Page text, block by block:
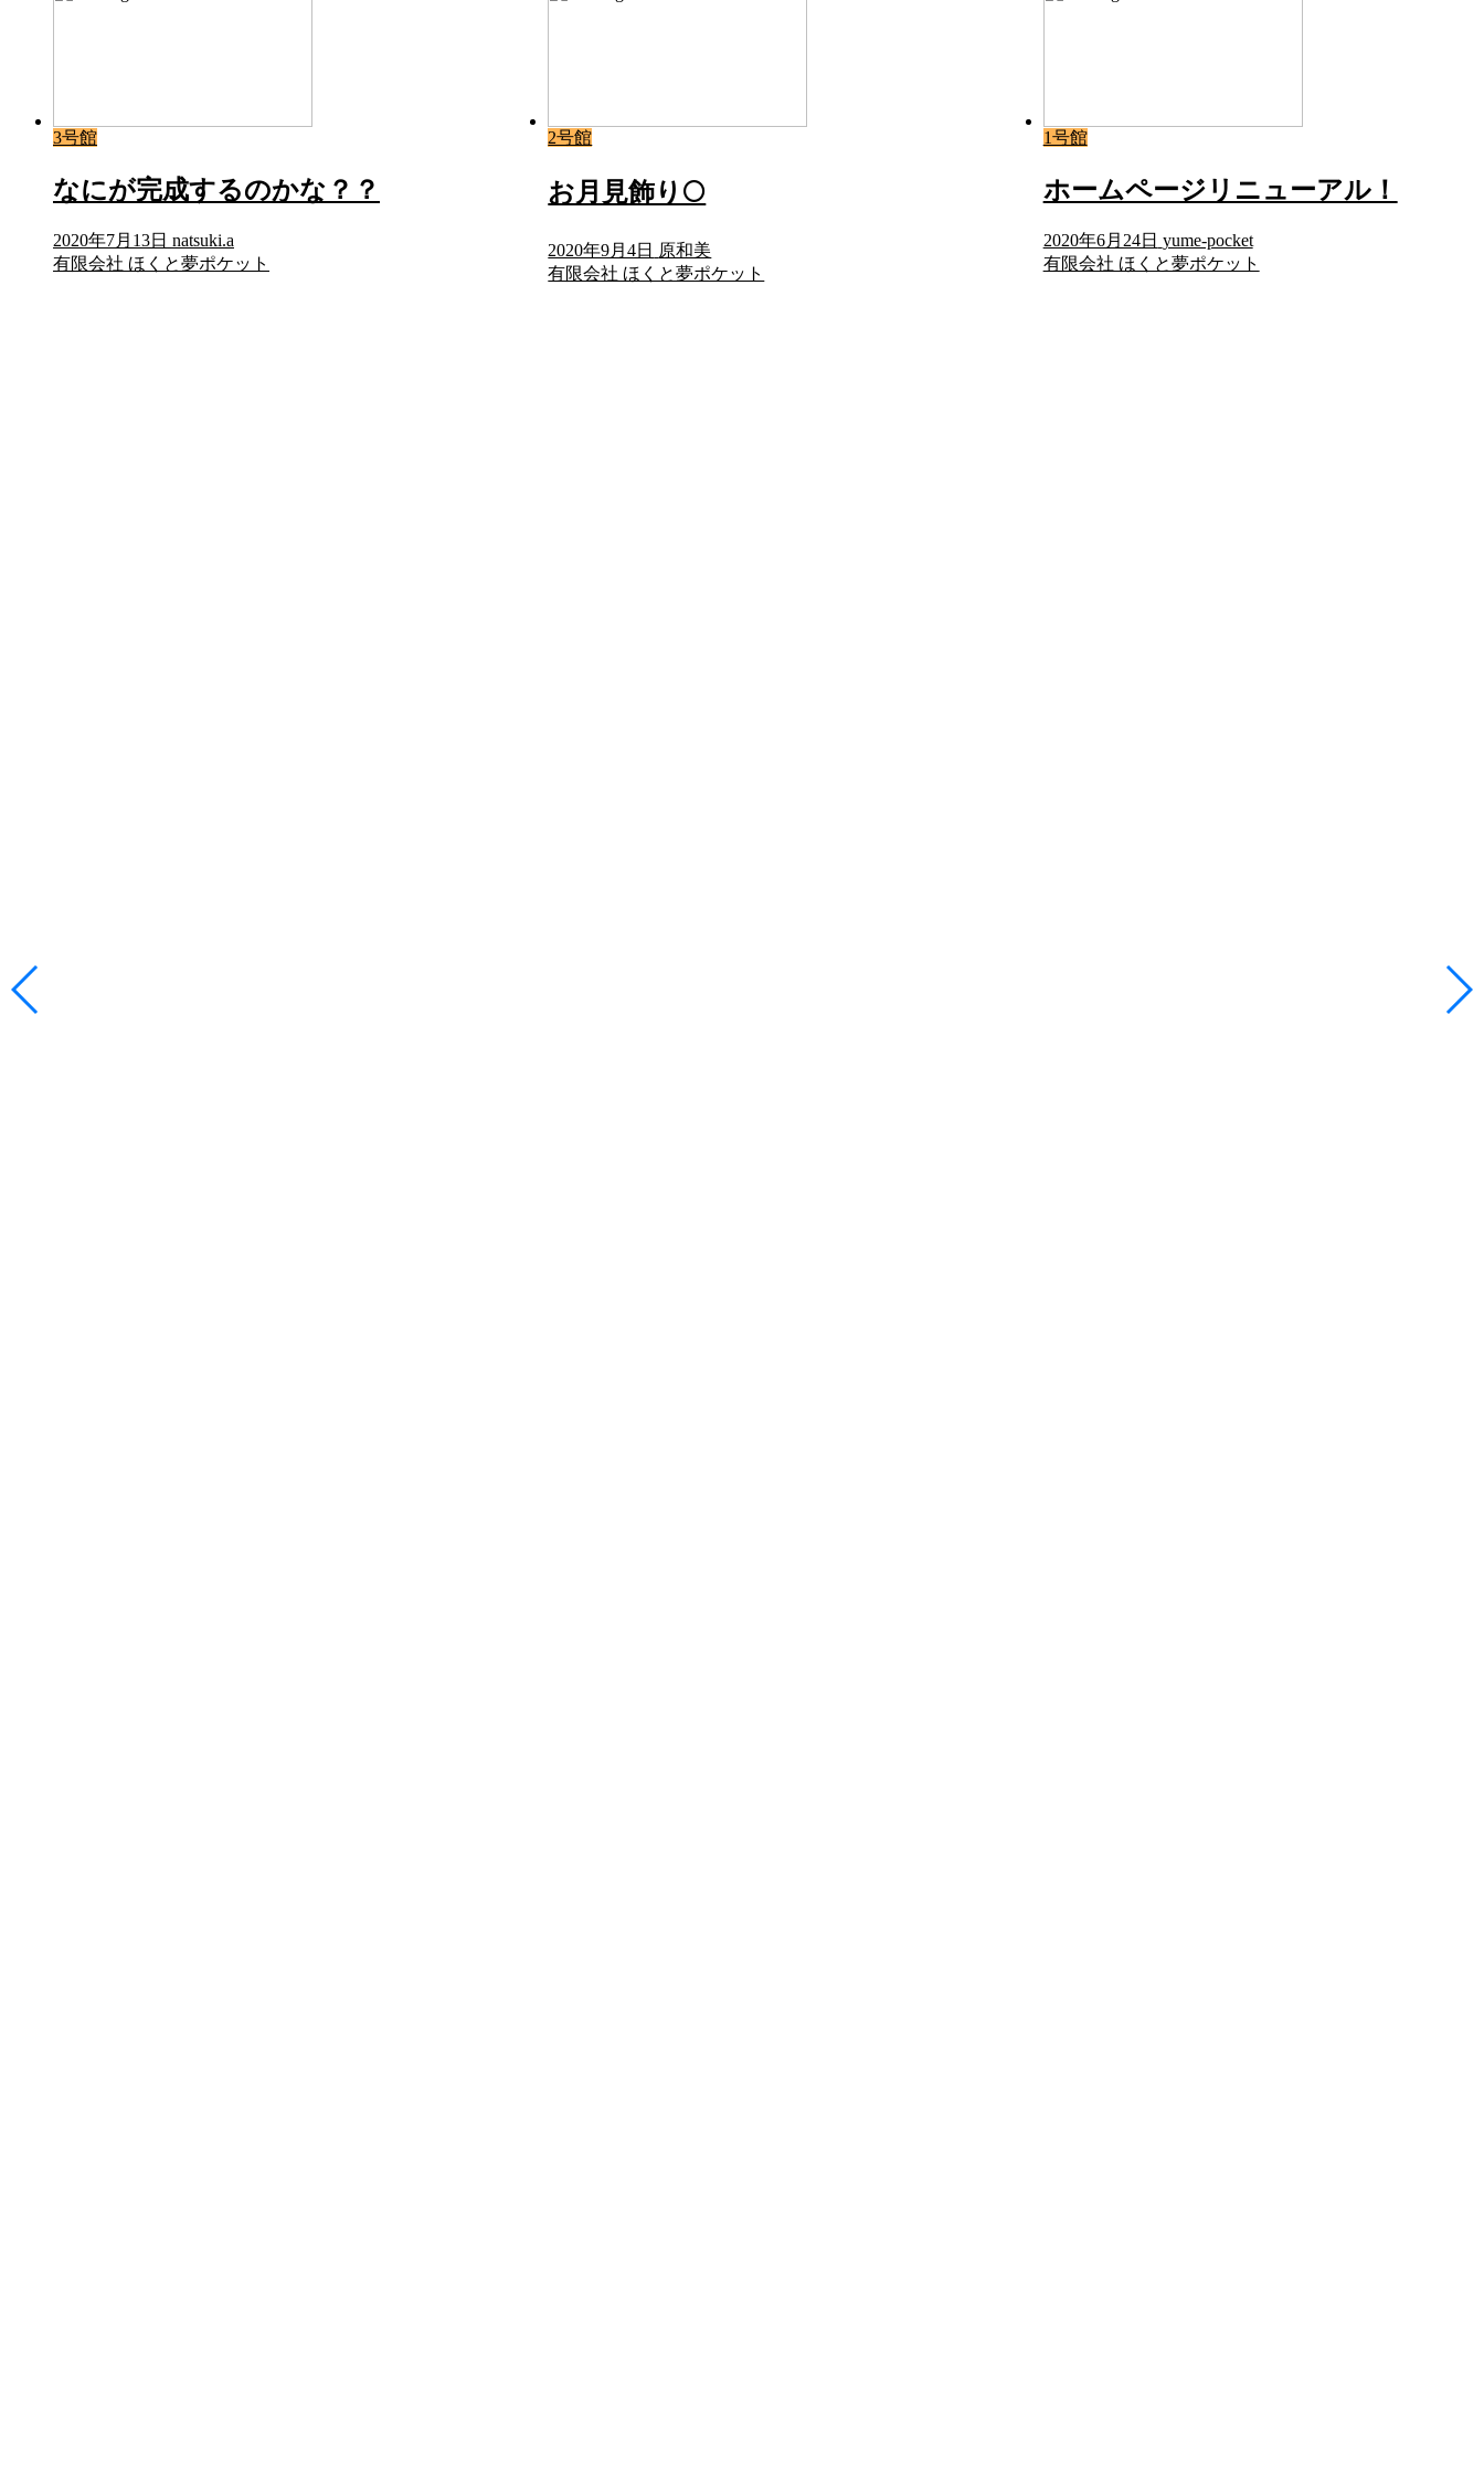
3号館
なにが完成するのかな？？
2020年7月13日 natsuki.a
有限会社 ほくと夢ポケット
2号館
お月見飾り🌕
2020年9月4日 原和美
有限会社 ほくと夢ポケット
1号館
ホームページリニューアル！
2020年6月24日 yume-pocket
有限会社 ほくと夢ポケット